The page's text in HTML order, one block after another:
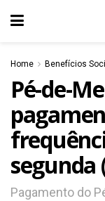
Home Benefícios
Pé-de-
segunda
Pagamento do